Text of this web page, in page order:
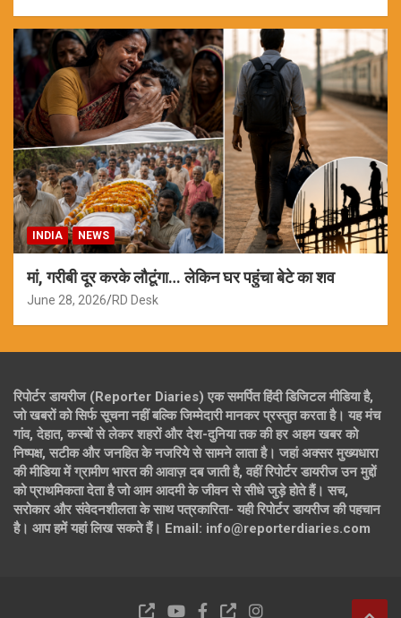
INDIA NEWS
मां, गरीबी दूर करके लौटूंगा… लेकिन घर पहुंचा बेटे का शव
June 28, 2026 RD Desk
रिपोर्टर डायरीज (Reporter Diaries) एक समर्पित हिंदी डिजिटल मीडिया है,
जो खबरों को सिर्फ सूचना नहीं बल्कि जिम्मेदारी मानकर प्रस्तुत करता है। यह मंच
गांव, देहात, कस्बों से लेकर शहरों और देश-दुनिया तक की हर अहम खबर को
निष्पक्ष, सटीक और जनहित के नजरिये से सामने लाता है। जहां अक्सर मुख्यधारा
की मीडिया में ग्रामीण भारत की आवाज़ दब जाती है, वहीं रिपोर्टर डायरीज उन मुद्दों
को प्राथमिकता देता है जो आम आदमी के जीवन से सीधे जुड़े होते हैं। सच,
सरोकार और संवेदनशीलता के साथ पत्रकारिता- यही रिपोर्टर डायरीज की पहचान
है। आप हमें यहां लिख सकते हैं। Email: info@reporterdiaries.com